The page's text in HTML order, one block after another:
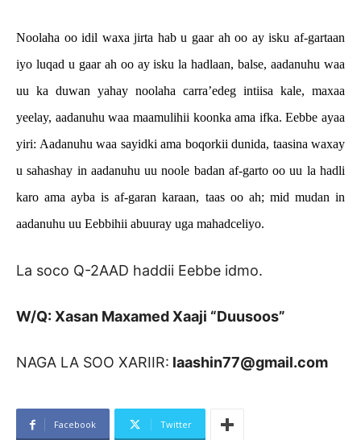
Noolaha oo idil waxa jirta hab u gaar ah oo ay isku af-gartaan
iyo luqad u gaar ah oo ay isku la hadlaan, balse, aadanuhu waa
uu ka duwan yahay noolaha carra’edeg intiisa kale, maxaa
yeelay, aadanuhu waa maamulihii koonka ama ifka. Eebbe ayaa
yiri: Aadanuhu waa sayidki ama boqorkii dunida, taasina waxay
u sahashay in aadanuhu uu noole badan af-garto oo uu la hadli
karo ama ayba is af-garan karaan, taas oo ah; mid mudan in
aadanuhu uu Eebbihii abuuray uga mahadceliyo.
La soco Q-2AAD haddii Eebbe idmo.
W/Q: Xasan Maxamed Xaaji “Duusoos”
NAGA LA SOO XARIIR: laashin77@gmail.com
Facebook Twitter